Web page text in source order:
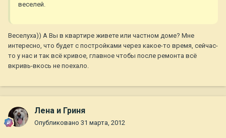
веселей.
Веселуха)) А Вы в квартире живете или частном доме? Мне
интересно, что будет с постройками через какое-то время, сейчас-
то у нас и так всё кривое, главное чтобы после ремонта всё
вкривь-вкось не поехало.
Лена и Гриня
Опубликовано 31 марта, 2012